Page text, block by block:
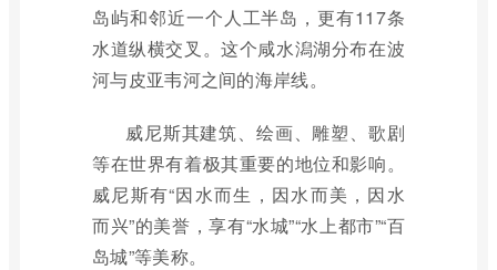
岛屿和邻近一个人工半岛，更有117条
水道纵横交叉。这个咸水潟湖分布在波
河与皮亚韦河之间的海岸线。
威尼斯其建筑、绘画、雕塑、歌剧
等在世界有着极其重要的地位和影响。
威尼斯有“因水而生，因水而美，因水
而兴”的美誉，享有“水城”“水上都市”“百
岛城”等美称。